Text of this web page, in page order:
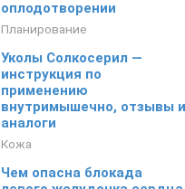
оплодотворении
Планирование
Уколы Солкосерил —
инструкция по
применению
внутримышечно, отзывы и
аналоги
Кожа
Чем опасна блокада